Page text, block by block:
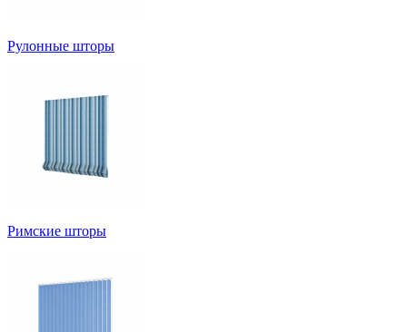
Рулонные шторы
Римские шторы